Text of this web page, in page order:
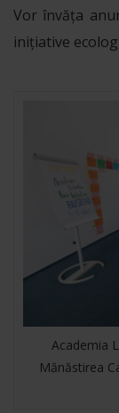
Vor învăța
inițiative
Academia
Mănăstirea